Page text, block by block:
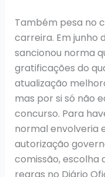
Também pesa no
carreira. Em junho
sancionou norma
gratificações do
atualização
mas por si só não
concurso. Para
normal envolveria
autorização
comissão, escolha
regras no Diário